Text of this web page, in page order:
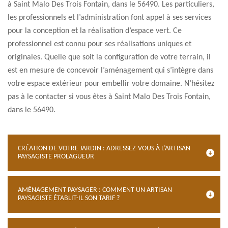
à Saint Malo Des Trois Fontain, dans le 56490. Les particuliers,
les professionnels et l’administration font appel à ses services
pour la conception et la réalisation d’espace vert. Ce
professionnel est connu pour ses réalisations uniques et
originales. Quelle que soit la configuration de votre terrain, il
est en mesure de concevoir l’aménagement qui s’intègre dans
votre espace extérieur pour embellir votre domaine. N’hésitez
pas à le contacter si vous êtes à Saint Malo Des Trois Fontain,
dans le 56490.
CRÉATION DE VOTRE JARDIN : ADRESSEZ-VOUS À L’ARTISAN
PAYSAGISTE PROLAGUEUR
AMÉNAGEMENT PAYSAGER : COMMENT UN ARTISAN
PAYSAGISTE ÉTABLIT-IL SON TARIF ?